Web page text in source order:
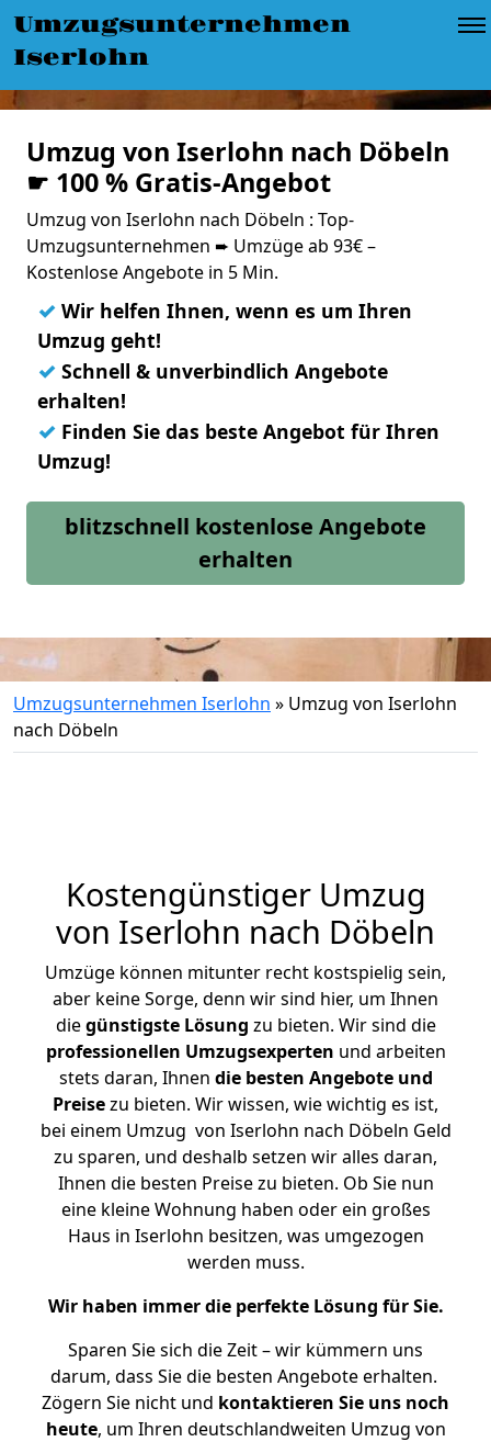
Umzugsunternehmen
Iserlohn
Umzug von Iserlohn nach Döbeln
☛ 100 % Gratis-Angebot
Umzug von Iserlohn nach Döbeln : Top-
Umzugsunternehmen ➨ Umzüge ab 93€ –
Kostenlose Angebote in 5 Min.
✓ Wir helfen Ihnen, wenn es um Ihren
Umzug geht!
✓ Schnell & unverbindlich Angebote
erhalten!
✓ Finden Sie das beste Angebot für Ihren
Umzug!
blitzschnell kostenlose Angebote
erhalten
Umzugsunternehmen Iserlohn » Umzug von Iserlohn
nach Döbeln
Kostengünstiger Umzug
von Iserlohn nach Döbeln
Umzüge können mitunter recht kostspielig sein,
aber keine Sorge, denn wir sind hier, um Ihnen
diegünstigste Lösung zu bieten. Wir sind die
professionellen Umzugsexperten und arbeiten
stets daran, Ihnen die besten Angebote und
Preisezu bieten. Wir wissen, wie wichtig es ist,
bei einem Umzug von Iserlohn nach Döbeln Geld
zu sparen, und deshalb setzen wir alles daran,
Ihnen die besten Preise zu bieten. Ob Sie nun
eine kleine Wohnung haben oder ein großes
Haus in Iserlohn besitzen, was umgezogen
werden muss.
Wir haben immer die perfekte Lösung für Sie.
Sparen Sie sich die Zeit – wir kümmern uns
darum, dass Sie die besten Angebote erhalten.
Zögern Sie nicht und kontaktieren Sie uns noch
heute, um Ihren deutschlandweiten Umzug von